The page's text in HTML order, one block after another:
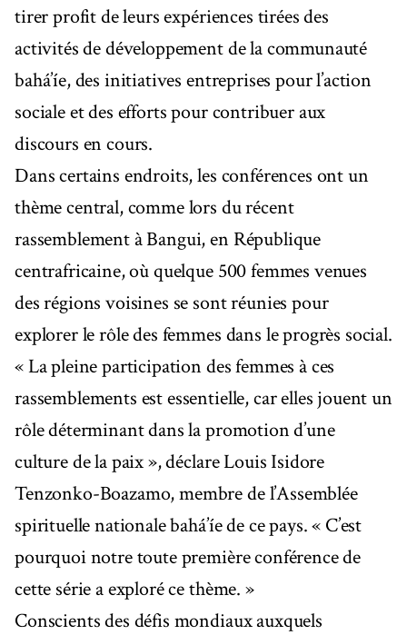
tirer profit de leurs expériences tirées des
activités de développement de la communauté
bahá’íe, des initiatives entreprises pour l’action
sociale et des efforts pour contribuer aux
discours en cours.
Dans certains endroits, les conférences ont un
thème central, comme lors du récent
rassemblement à Bangui, en République
centrafricaine, où quelque 500 femmes venues
des régions voisines se sont réunies pour
explorer le rôle des femmes dans le progrès social.
« La pleine participation des femmes à ces
rassemblements est essentielle, car elles jouent un
rôle déterminant dans la promotion d’une
culture de la paix », déclare Louis Isidore
Tenzonko-Boazamo, membre de l’Assemblée
spirituelle nationale bahá’íe de ce pays. « C’est
pourquoi notre toute première conférence de
cette série a exploré ce thème. »
Conscients des défis mondiaux auxquels